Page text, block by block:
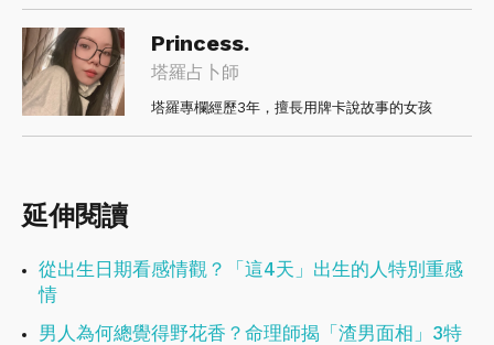
Princess.
塔羅占卜師
塔羅專欄經歷3年，擅長用牌卡說故事的女孩
延伸閱讀
從出生日期看感情觀？「這4天」出生的人特別重感
情
男人為何總覺得野花香？命理師揭「渣男面相」3特